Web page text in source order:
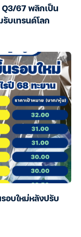
Q3/67 พลิกเป็น
บเทรนด์โลก
รอบใหม่หลังปรับ